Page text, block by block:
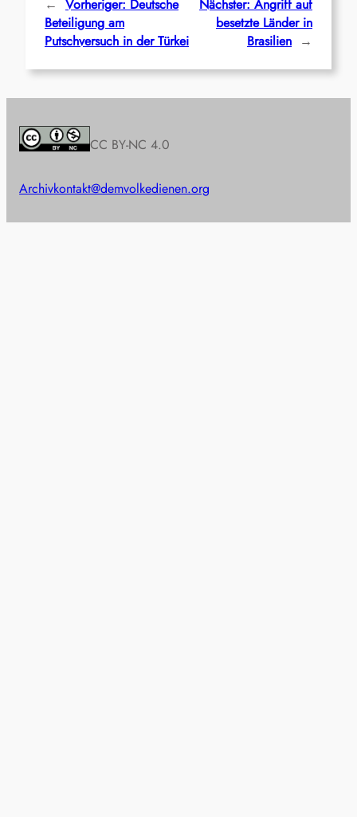
← Vorheriger: Deutsche
Beteiligung am
Putschversuch in der Türkei
Nächster: Angriff auf
besetzte Länder in
Brasilien →
CC BY-NC 4.0
Archivkontakt@demvolkedienen.org